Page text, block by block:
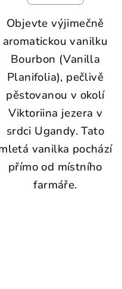
Objevte výjimečně
aromatickou vanilku
Bourbon (Vanilla
Planifolia), pečlivě
pěstovanou v okolí
Viktoriina jezera v
srdci Ugandy. Tato
vanilka pochází
přímo od místního
farmáře.